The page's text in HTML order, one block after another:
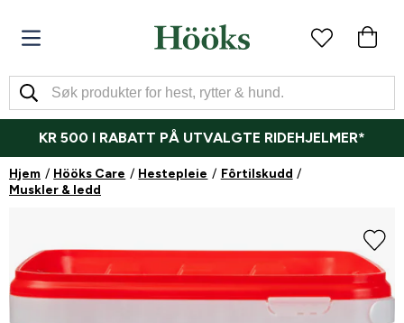
KR 500 I RABATT PÅ UTVALGTE RIDEHJELMER*
Hjem Hööks Care Hestepleie
Fôrtilskudd
Muskler & ledd